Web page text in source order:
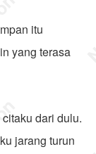
itu
yang terasa
dari dulu.
jarang turun